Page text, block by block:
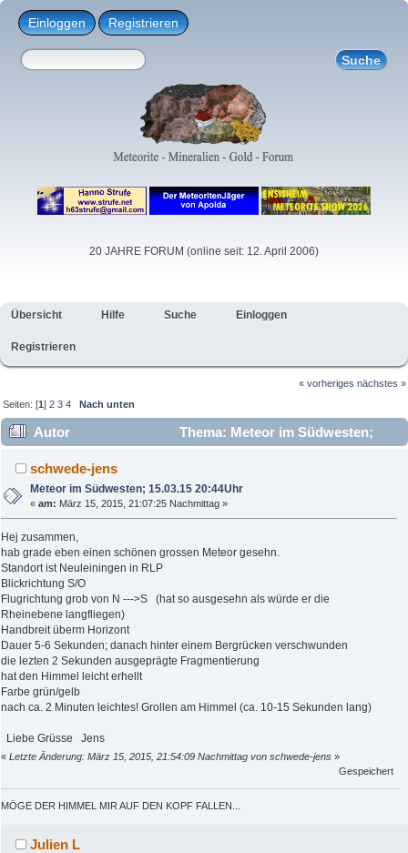
Einloggen Registrieren
20 JAHRE FORUM (online seit: 12. April 2006)
Übersicht Hilfe Suche Einloggen
Registrieren
« vorheriges nächstes »
Seiten: [1]2 3 4 Nach unten
Autor
Thema: Meteor im Südwesten;
15.03.15 20:44Uhr (Gelesen 26060 mal)
schwede-jens
Meteor im Südwesten; 15.03.15 20:44Uhr
«am: März 15, 2015, 21:07:25 Nachmittag »
Hej zusammen,
hab grade eben einen schönen grossen Meteor gesehn.
Standort ist Neuleiningen in RLP
Blickrichtung S/O
Flugrichtung grob von N --->S (hat so ausgesehn als würde er die
Rheinebene langfliegen)
Handbreit überm Horizont
Dauer 5-6 Sekunden; danach hinter einem Bergrücken verschwunden
die lezten 2 Sekunden ausgeprägte Fragmentierung
hat den Himmel leicht erhellt
Farbe grün/gelb
nach ca. 2 Minuten leichtes! Grollen am Himmel (ca. 10-15 Sekunden lang)
Liebe Grüsse Jens
« Letzte Änderung: März 15, 2015, 21:54:09 Nachmittag von schwede-jens »
Gespeichert
MÖGE DER HIMMEL MIR AUF DEN KOPF FALLEN...
Julien L